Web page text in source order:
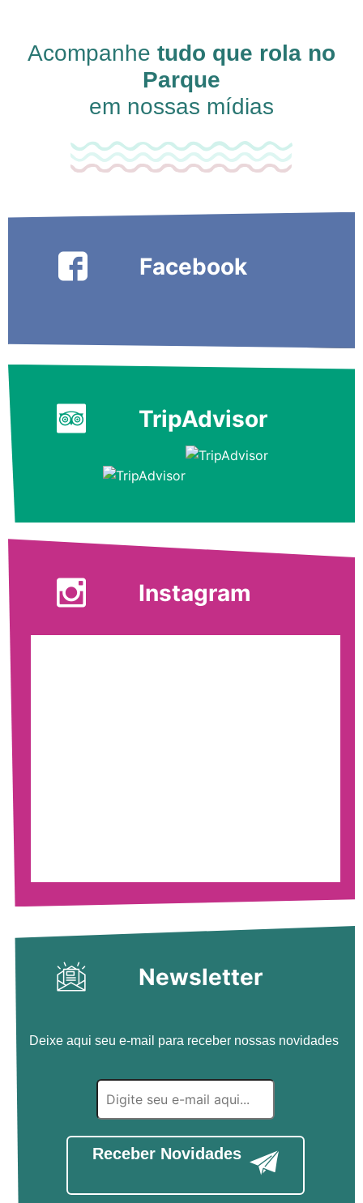
Acompanhe tudo que rola no
Parque
em nossas mídias
Facebook
TripAdvisor
Instagram
Newsletter
Deixe aqui seu e-mail para receber nossas novidades
Receber Novidades